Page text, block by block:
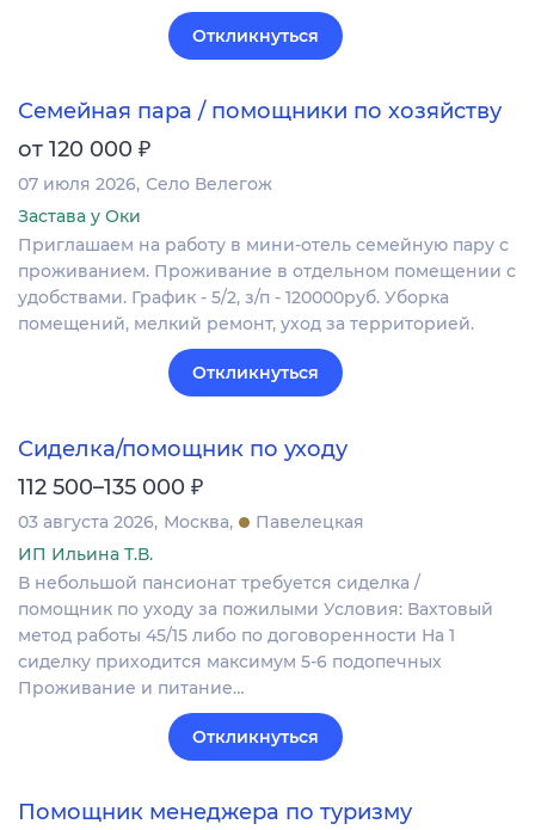
Откликнуться
Семейная пара / помощники по хозяйству
от 120 000 ₽
07 июля 2026 Село Велегож
Застава у Оки
Приглашаем на работу в мини-отель семейную пару с
проживанием. Проживание в отдельном помещении с
удобствами. График - 5/2, з/п - 120000руб. Уборка
помещений, мелкий ремонт, уход за территорией.
Откликнуться
Сиделка/помощник по уходу
112 500–135 000 ₽
03 августа 2026 Москва
Павелецкая
ИП Ильина Т.В.
В небольшой пансионат требуется сиделка /
помощник по уходу за пожилыми Условия: Вахтовый
метод работы 45/15 либо по договоренности На 1
сиделку приходится максимум 5-6 подопечных
Проживание и питание…
Откликнуться
Помощник менеджера по туризму